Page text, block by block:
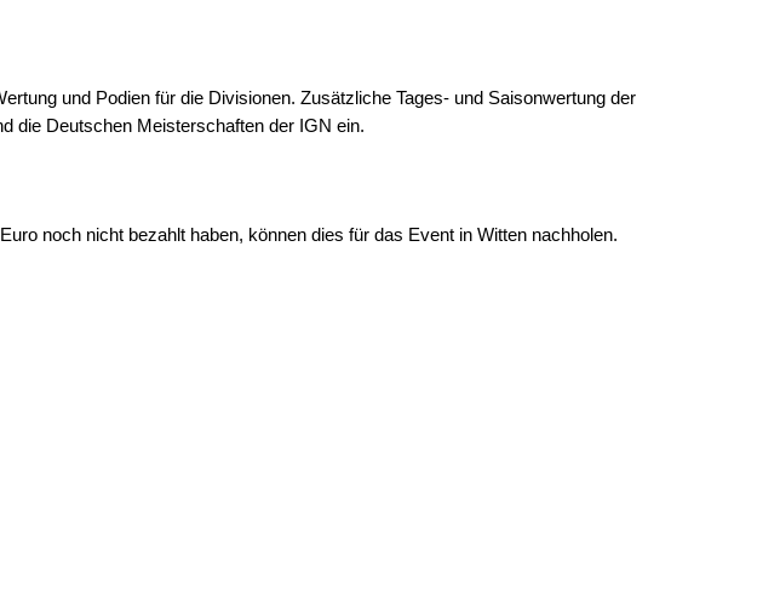
und Podien für die Divisionen. Zusätzliche Tages- und Saisonwertung der
die Deutschen Meisterschaften der IGN ein.
noch nicht bezahlt haben, können dies für das Event in Witten nachholen.